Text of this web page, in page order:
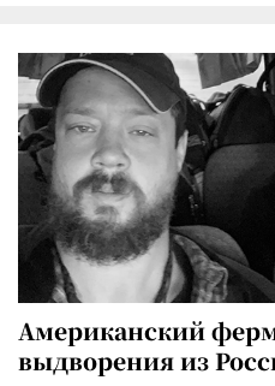
Американский
выдворения из